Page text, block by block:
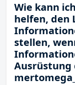
Wie kann
helfen, den
stellen,
Ausrüstung